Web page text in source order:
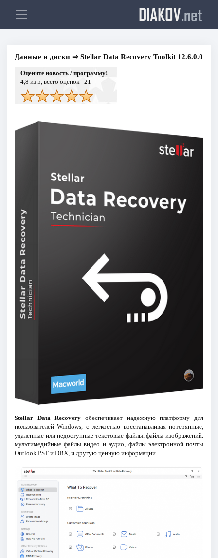
DIAKOV.net
Данные и диски⇒ Stellar Data Recovery Toolkit 12.6.0.0
Оцените новость / программу!
4,8 из 5, всего оценок - 21
Stellar Data Recovery обеспечивает надежную платформу для
пользователей Windows, с легкостью восстанавливая потерянные,
удаленные или недоступные текстовые файлы, файлы изображений,
мультимедийные файлы видео и аудио, файлы электронной почты
Outlook PST и DBX, и другую ценную информации.